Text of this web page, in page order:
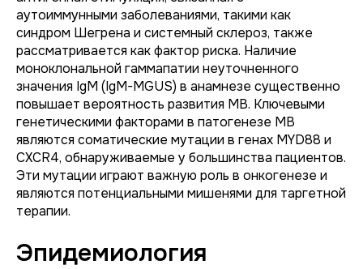
аутоиммунными заболеваниями, такими как
синдром Шегрена и системный склероз, также
рассматривается как фактор риска. Наличие
моноклональной гаммапатии неуточненного
значения IgM (IgM-MGUS) в анамнезе существенно
повышает вероятность развития МВ. Ключевыми
генетическими факторами в патогенезе МВ
являются соматические мутации в генах MYD88 и
CXCR4, обнаруживаемые у большинства пациентов.
Эти мутации играют важную роль в онкогенезе и
являются потенциальными мишенями для таргетной
терапии.
Эпидемиология